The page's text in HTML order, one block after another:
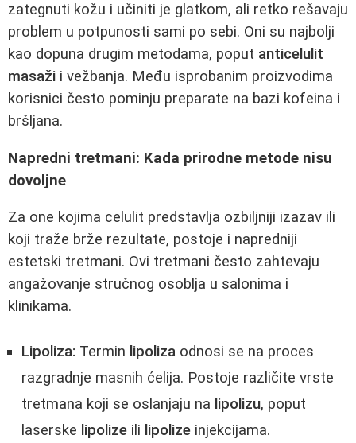
zategnuti kožu i učiniti je glatkom, ali retko rešavaju
problem u potpunosti sami po sebi. Oni su najbolji
kao dopuna drugim metodama, poput anticelulit
masaži i vežbanja. Među isprobanim proizvodima
korisnici često pominju preparate na bazi kofeina i
bršljana.
Napredni tretmani: Kada prirodne metode nisu
dovoljne
Za one kojima celulit predstavlja ozbiljniji izazav ili
koji traže brže rezultate, postoje i napredniji
estetski tretmani. Ovi tretmani često zahtevaju
angažovanje stručnog osoblja u salonima i
klinikama.
Lipoliza: Termin lipoliza odnosi se na proces
razgradnje masnih ćelija. Postoje različite vrste
tretmana koji se oslanjaju na lipolizu, poput
laserske lipolize ili lipolize injekcijama.